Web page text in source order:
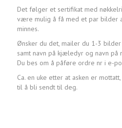
Det følger et sertifikat med
være mulig å få med et par bilder
minnes.
Ønsker du det, mailer du 1-3
samt navn på kjæledyr og navn på
Du bes om å påføre ordre nr i e-
Ca. en uke etter at asken er
til å bli sendt til deg.